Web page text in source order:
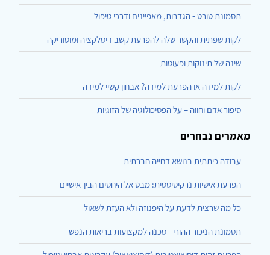
תסמונת טורט - הגדרות, מאפיינים ודרכי טיפול
לקות שפתית והקשר שלה להפרעת קשב דיסלקציה ומוטוריקה
שינה של תינוקות ופעוטות
לקות למידה או הפרעת למידה? אבחון קשיי למידה
סיפור אדם וחווה – על הפסיכולוגיה של הזוגיות
מאמרים נבחרים
עבודה כיתתית בנושא דחייה חברתית
הפרעת אישיות נרקיסיסטית: מבט אל היחסים הבין-אישיים
כל מה שרצית לדעת על היפנוזה ולא העזת לשאול
תסמונת הניכור ההורי - סכנה למקצועות בריאות הנפש